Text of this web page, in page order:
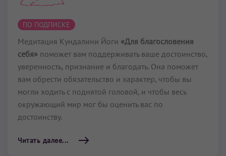
ПО ПОДПИСКЕ
Медитация Кундалини Йоги «Для благословения
себя» поможет вам поддерживать ваше достоинство,
уверенность, признание и благодать. Она поможет
вам обрести обязательство и характер, чтобы вы
могли ходить с поднятой головой, и чтобы весь
окружающий мир мог бы оценить вас по
достоинству.
Читать далее...